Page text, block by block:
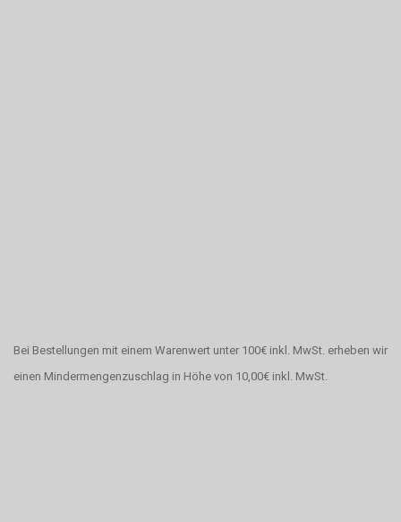
Bei Bestellungen mit einem Warenwert unter 100€ inkl. MwSt. erheben wir
einen Mindermengenzuschlag in Höhe von 10,00€ inkl. MwSt.